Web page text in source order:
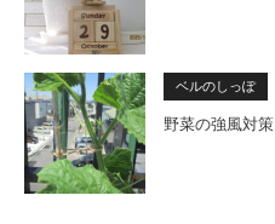
ベルのしっぽ
野菜の強風対策